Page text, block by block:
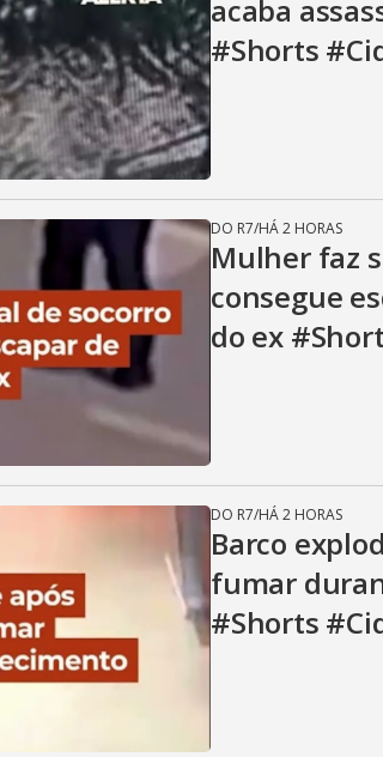
oacaba
#Shorts
DO R7/HÁ 2 HORAS
Mulher faz
consegue
do ex
DO R7/HÁ 2 HORAS
Barco
fumar
#Shorts